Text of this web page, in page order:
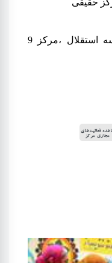
وحیدیه، خ واشقانی ،جنب مدرسه استقلال ،مرکز 9